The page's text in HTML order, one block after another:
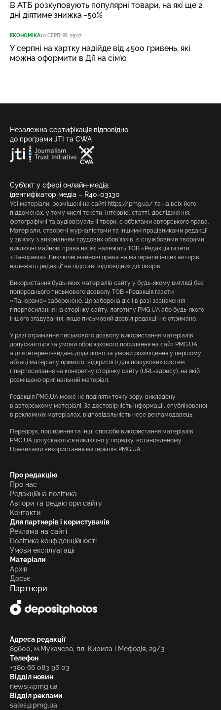
В АТБ розкуповують популярні товари, на які ще 2
дні діятиме знижка -50%
ЕКОНОМІКА10 СЕРПНЯ, 05:07
У серпні на картку надійде від 4500 гривень, які
можна оформити в Дії на сім’ю
Незалежна сертифікація відповідно
до програми JTI та CWA
Суб’єкт у сфері онлайн-медіа;
ідентифікатор медіа – R40-03130
Усі матеріали, розміщені на сайті https://pmg.ua/ та на всіх його
піддоменах, у тому числі тексти, інтерв’ю, статті, дослідження,
фотографічні та аудіовізуальні твори, є об’єктами авторського права.
Матеріали, створені журналістами та іншими працівниками редакції
у зв’язку з виконанням трудових обов’язків, є службовими творами,
виключні майнові права на які належать ТОВ «Редакція газети
«Панорама». Виключні майнові права на матеріали інших авторів
належать редакції на підставі відповідних договорів.
Використання будь-яких матеріалів сайту у будь-якому вигляді без
попереднього письмового дозволу ТОВ «Редакція газети
«Панорама» заборонено. Ця заборона діє і в разі зазначення
гіперпосилання на сторінку сайту, логотипу PMG.UA або будь-якого
іншого згадування, якщо письмовий дозвіл редакції не отримано.
У разі отримання письмового дозволу використання матеріалів
допускається за умови обов’язкового посилання на сайт PMG.UA,
а для інтернет-видань додатково за умови розміщення у першому
абзаці матеріалу прямого, відкритого для пошукових систем
гіперпосилання на конкретну сторінку сайту (URL-адресу), на якій
розміщено оригінальний матеріал.
Редакція PMG.UA може не поділяти точку зору, викладену
в авторському матеріалі. За достовірність інформації, опублікованої
в рекламних матеріалах, відповідальність несе рекламодавець.
Передрук, поширення та інші способи використання матеріалів
PMG.UA допускаються виключно у порядку, встановленому
Правилами використання матеріалів PMG.UA .
Про редакцію
Про нас
Редакційна політика
Автори та редактори сайту
Контакти
Для партнерів і користувачів
Реклама на сайті
Політика конфіденційності
Умови експлуатації
Матеріали
Архів
Досьє
Партнери
Адреса редакції
89600, м.Мукачево, пл. Кирила і Мефодія, 29/3
Телефон
+380 66 083 96 03
Відділ новин
news@pmg.ua
Відділ реклами
sales@pmg.ua